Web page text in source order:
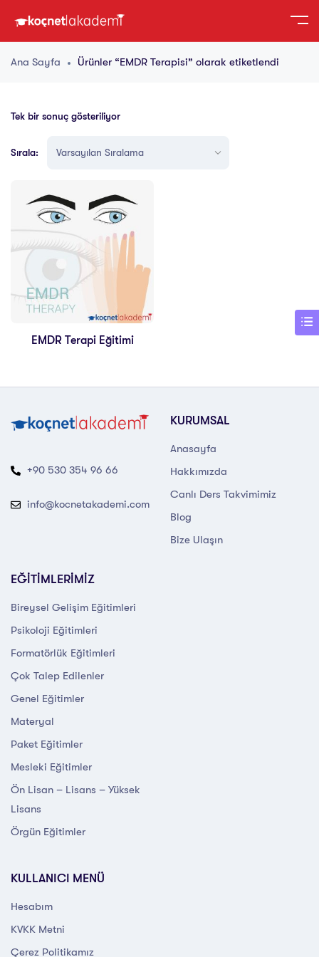
Ana Sayfa Ürünler “EMDR Terapisi” olarak etiketlendi
Tek bir sonuç gösteriliyor
Sırala:
EMDR Terapi Eğitimi
+90 530 354 96 66
info@kocnetakademi.com
KURUMSAL
Anasayfa
Hakkımızda
Canlı Ders Takvimimiz
Blog
Bize Ulaşın
EĞİTİMLERİMİZ
Bireysel Gelişim Eğitimleri
Psikoloji Eğitimleri
Formatörlük Eğitimleri
Çok Talep Edilenler
Genel Eğitimler
Materyal
Paket Eğitimler
Mesleki Eğitimler
Ön Lisan – Lisans – Yüksek
Lisans
Örgün Eğitimler
KULLANICI MENÜ
Hesabım
KVKK Metni
Çerez Politikamız